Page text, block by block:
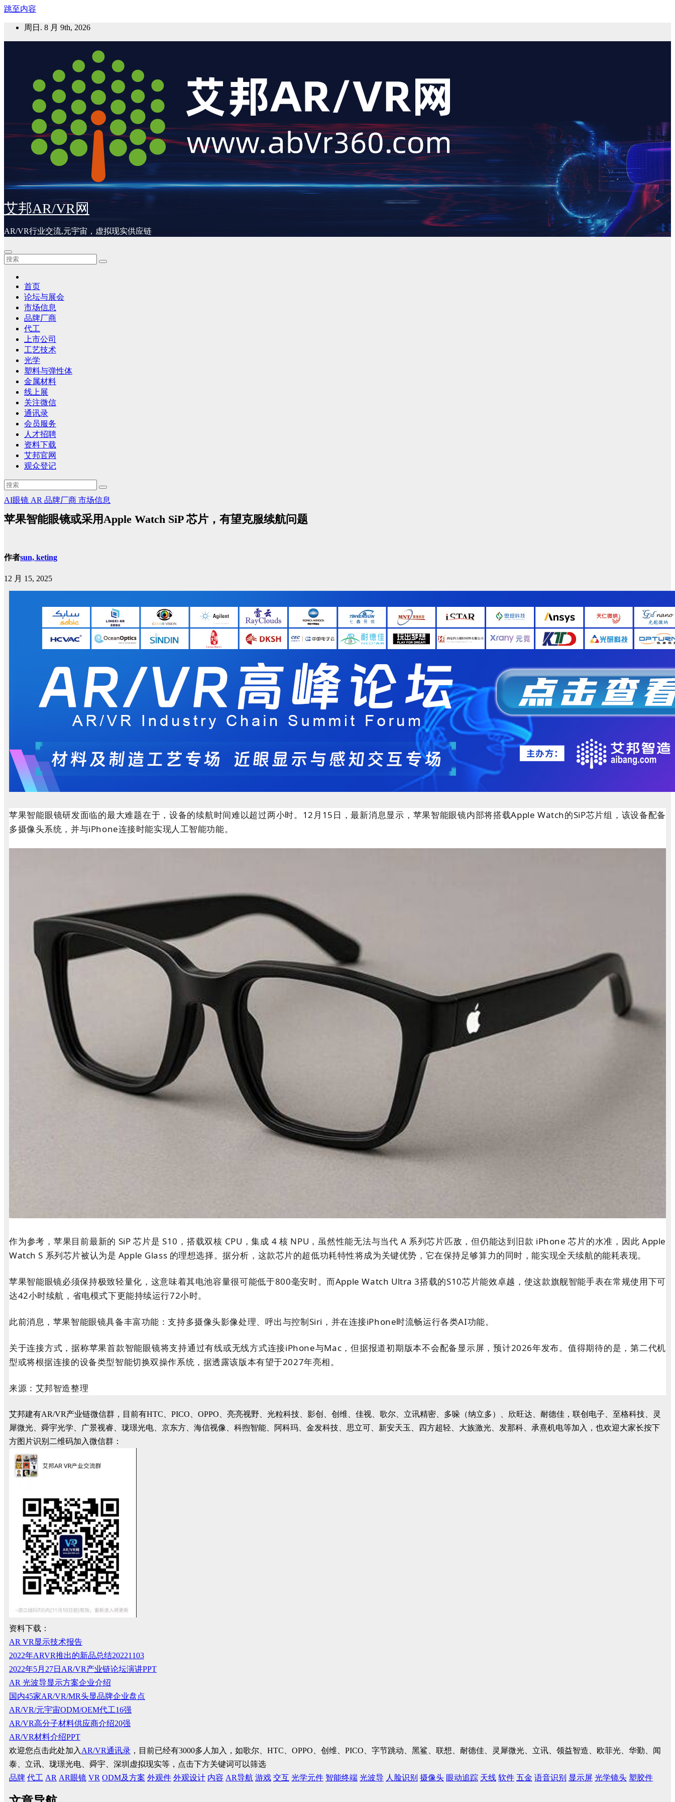
跳至内容
周日. 8 月 9th, 2026
艾邦AR/VR网
AR/VR行业交流,元宇宙，虚拟现实供应链
首页
论坛与展会
市场信息
品牌厂商
代工
上市公司
工艺技术
光学
塑料与弹性体
金属材料
线上展
关注微信
通讯录
会员服务
人才招聘
资料下载
艾邦官网
观众登记
AI眼镜 AR 品牌厂商 市场信息
苹果智能眼镜或采用Apple Watch SiP 芯片，有望克服续航问题
作者sun, keting
12 月 15, 2025
苹果智能眼镜研发面临的最大难题在于，设备的续航时间难以超过两小时。12月15日，最新消息显示，苹果智能眼镜内部将搭载Apple Watch的SiP芯片组，该设备配备
多摄像头系统，并与iPhone连接时能实现人工智能功能。
作为参考，苹果目前最新的 SiP 芯片是 S10，搭载双核 CPU，集成 4 核 NPU，虽然性能无法与当代 A 系列芯片匹敌，但仍能达到旧款 iPhone 芯片的水准，因此 Apple
Watch S 系列芯片被认为是 Apple Glass 的理想选择。据分析，这款芯片的超低功耗特性将成为关键优势，它在保持足够算力的同时，能实现全天续航的能耗表现。
苹果智能眼镜必须保持极致轻量化，这意味着其电池容量很可能低于800毫安时。而Apple Watch Ultra 3搭载的S10芯片能效卓越，使这款旗舰智能手表在常规使用下可
达42小时续航，省电模式下更能持续运行72小时。
此前消息，苹果智能眼镜具备丰富功能：支持多摄像头影像处理、呼出与控制Siri，并在连接iPhone时流畅运行各类AI功能。
关于连接方式，据称苹果首款智能眼镜将支持通过有线或无线方式连接iPhone与Mac，但据报道初期版本不会配备显示屏，预计2026年发布。值得期待的是，第二代机
型或将根据连接的设备类型智能切换双操作系统，据透露该版本有望于2027年亮相。
来源：艾邦智造整理
艾邦建有AR/VR产业链微信群，目前有HTC、PICO、OPPO、亮亮视野、光粒科技、影创、创维、佳视、歌尔、立讯精密、多哚（纳立多）、欣旺达、耐德佳，联创电子、至格科技、灵
犀微光、舜宇光学、广景视睿、珑璟光电、京东方、海信视像、科煦智能、阿科玛、金发科技、思立可、新安天玉、四方超轻、大族激光、发那科、承熹机电等加入，也欢迎大家长按下
方图片识别二维码加入微信群：
资料下载：
AR VR显示技术报告
2022年ARVR推出的新品总结20221103
2022年5月27日AR/VR产业链论坛演讲PPT
AR 光波导显示方案企业介绍
国内45家AR/VR/MR头显品牌企业盘点
AR/VR/元宇宙ODM/OEM代工16强
AR/VR高分子材料供应商介绍20强
AR/VR材料介绍PPT
欢迎您点击此处加入 AR/VR通讯录 ，目前已经有3000多人加入，如歌尔、HTC、OPPO、创维、PICO、字节跳动、黑鲨、联想、耐德佳、灵犀微光、立讯、领益智造、欧菲光、华勤、闻
泰、立讯、珑璟光电、舜宇、深圳虚拟现实等，点击下方关键词可以筛选
品牌 代工 AR AR眼镜 VR ODM及方案 外观件 外观设计 内容 AR导航 游戏 交互 光学元件 智能终端 光波导 人脸识别 摄像头 眼动追踪 天线 软件 五金 语音识别 显示屏 光学镜头 塑胶件